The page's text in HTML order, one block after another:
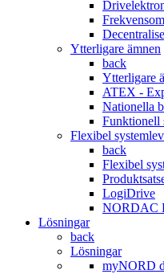
Ytterligare ämnen
back
Ytterligare
ATEX -
Nationella
Funktionell
Flexibel
back
Flexibel
LogiDrive
NORDAC
Lösningar
back
Lösningar
myNORD